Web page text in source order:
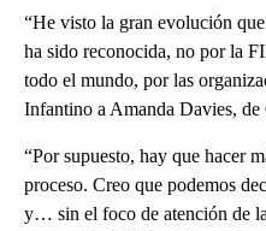
“He visto la gran evolución
ha sido reconocida, no por la
todo el mundo, por las
Infantino a Amanda Davies,
“Por supuesto, hay que hacer
proceso. Creo que podemos
y… sin el foco de atención de